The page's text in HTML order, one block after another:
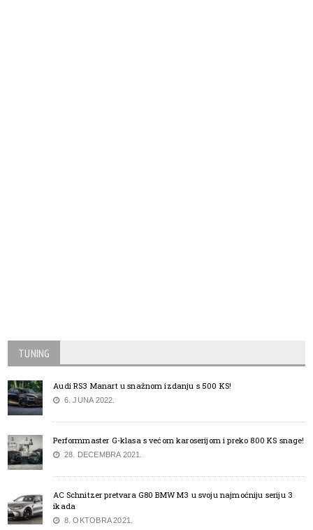
TUNING
Audi RS3 Manart u snažnom izdanju s 500 KS!
6. JUNA 2022.
Performmaster G-klasa s većom karoserijom i preko 800 KS snage!
28. DECEMBRA 2021.
AC Schnitzer pretvara G80 BMW M3 u svoju najmoćniju seriju 3
ikada
8. OKTOBRA 2021.